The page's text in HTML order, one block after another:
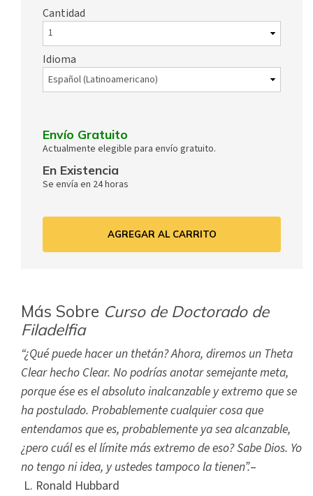
Cantidad
Idioma
Envío Gratuito
Actualmente elegible para envío gratuito.
En Existencia
Se envía en 24 horas
AGREGAR AL CARRITO
Más Sobre Curso de Doctorado de
Filadelfia
“¿Qué puede hacer un thetán? Ahora, diremos un Theta
Clear hecho Clear. No podrías anotar semejante meta,
porque ése es el absoluto inalcanzable y extremo que se
ha postulado. Probablemente cualquier cosa que
entendamos que es, probablemente ya sea alcanzable,
¿pero cuál es el límite más extremo de eso? Sabe Dios. Yo
no tengo ni idea, y ustedes tampoco la tienen”.–
L. Ronald Hubbard